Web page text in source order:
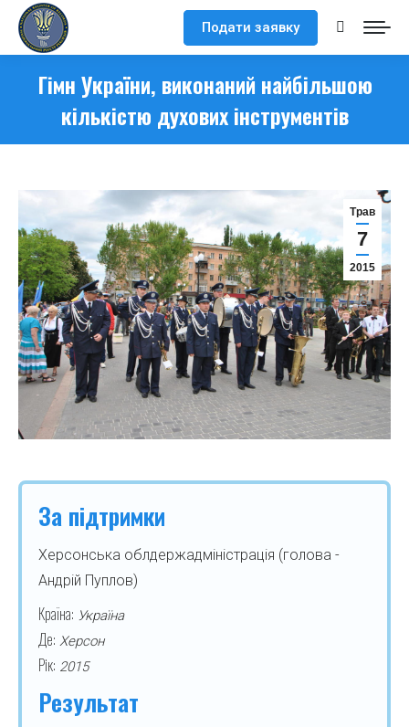
Подати заявку Search:
Гімн України, виконаний найбільшою
кількістю духових інструментів
Трав
7
2015
За підтримки
Херсонська облдержадміністрація (голова -
Андрій Пуплов)
Країна: Україна
Де: Херсон
Рік: 2015
Результат